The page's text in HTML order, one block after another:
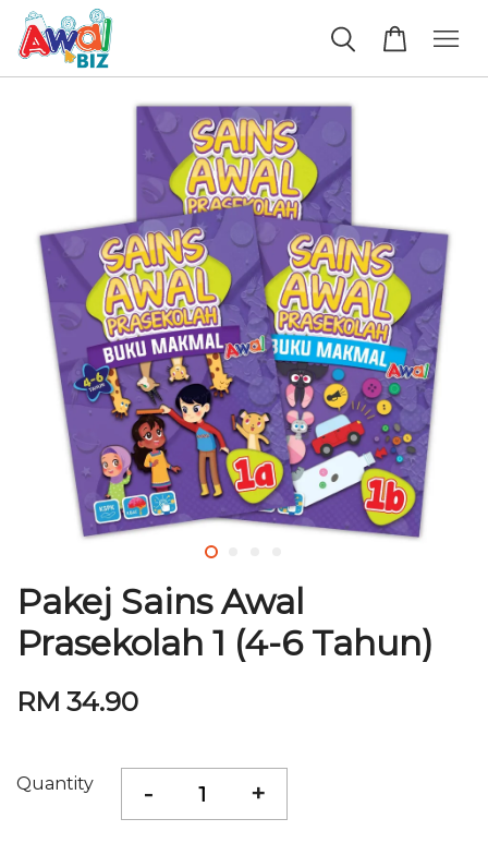
Pakej Sains Awal
Prasekolah 1 (4-6 Tahun)
RM 34.90
Quantity - +